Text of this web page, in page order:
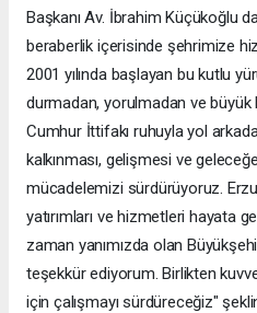
Başkanı Av. İbrahim Küçükoğlu
beraberlik içerisinde şehrimize
2001 yılında başlayan bu kutlu
durmadan, yorulmadan ve büyük
Cumhur İttifakı ruhuyla yol
kalkınması, gelişmesi ve
mücadelemizi sürdürüyoruz.
yatırımları ve hizmetleri hayata
zaman yanımızda olan
teşekkür ediyorum. Birlikten
için çalışmayı sürdüreceğiz"